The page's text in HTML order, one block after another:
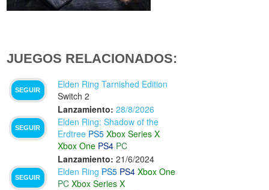
JUEGOS RELACIONADOS:
SEGUIR
Elden Ring Tarnished Edition
Switch 2
Lanzamiento: 28/8/2026
SEGUIR
Elden Ring: Shadow of the
Erdtree PS5 Xbox Series X
Xbox One PS4 PC
Lanzamiento: 21/6/2024
SEGUIR
Elden Ring PS5 PS4 Xbox One
PC Xbox Series X